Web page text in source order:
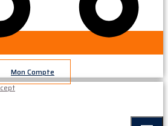
Mon Compte